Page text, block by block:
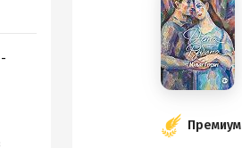
Премиум